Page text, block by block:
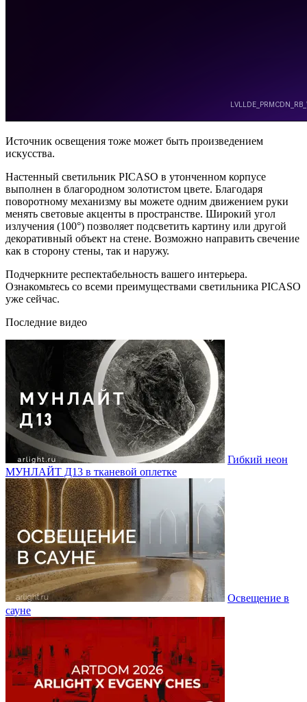
Источник освещения тоже может быть произведением
искусства.
Настенный светильник PICASO в утонченном корпусе
выполнен в благородном золотистом цвете. Благодаря
поворотному механизму вы можете одним движением руки
менять световые акценты в пространстве. Широкий угол
излучения (100°) позволяет подсветить картину или другой
декоративный объект на стене. Возможно направить свечение
как в сторону стены, так и наружу.
Подчеркните респектабельность вашего интерьера.
Ознакомьтесь со всеми преимуществами светильника PICASO
уже сейчас.
Последние видео
Гибкий неон
МУНЛАЙТ Д13 в тканевой оплетке
Освещение в
сауне